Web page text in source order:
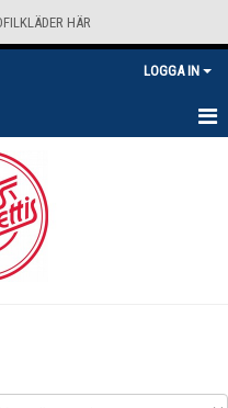
HÄR
LOGGA IN